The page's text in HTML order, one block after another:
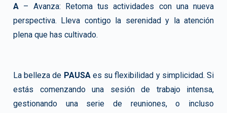
A – Avanza: Retoma tus actividades con una nueva
perspectiva. Lleva contigo la serenidad y la atención
plena que has cultivado.
La belleza de PAUSAes su flexibilidad y simplicidad. Si
estás comenzando una sesión de trabajo intensa,
gestionando una serie de reuniones, o incluso